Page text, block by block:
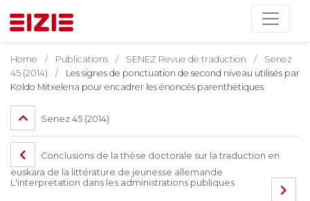
Home Publications SENEZ Revue de traduction
Senez
45 (2014)
Les signes de ponctuation de second niveau utilisés par
Koldo Mitxelena pour encadrer les énoncés parenthétiques
Senez 45 (2014)
Conclusions de la thèse doctorale sur la traduction en
euskara de la littérature de jeunesse allemande
L'interpretation dans les administrations publiques